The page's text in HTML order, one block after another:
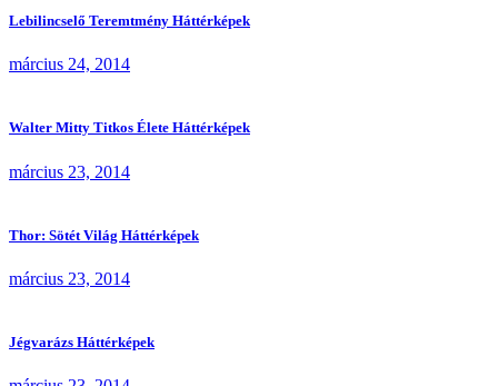
Lebilincselő Teremtmény Háttérképek
március 24, 2014
Walter Mitty Titkos Élete Háttérképek
március 23, 2014
Thor: Sötét Világ Háttérképek
március 23, 2014
Jégvarázs Háttérképek